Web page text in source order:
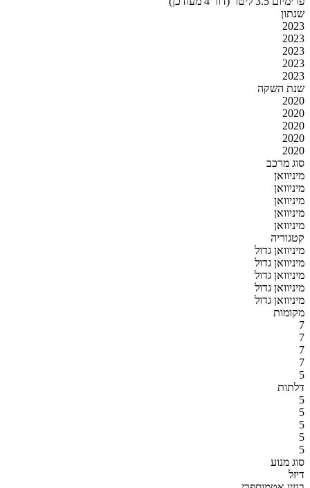
שנתון
2023
2023
2023
2023
2023
שנת השקה
2020
2020
2020
2020
2020
סוג מרכב
מיניוואן
מיניוואן
מיניוואן
מיניוואן
מיניוואן
קטגוריה
מיניוואן גדול
מיניוואן גדול
מיניוואן גדול
מיניוואן גדול
מיניוואן גדול
מקומות
7
7
7
7
5
דלתות
5
5
5
5
5
סוג מנוע
דיזל